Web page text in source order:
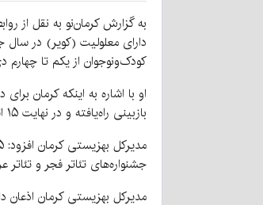
به گزارش کرمان‌نو به نقل از
دارای معلولیت (کویر) در
کودک‌ونوجوان از یکم تا چهارم
بازبینی راه‌یافته و در نهایت ۱۵ اثر به مرحلۀ نهایی رسیده است.
جشنواره‌های تئاتر فجر و